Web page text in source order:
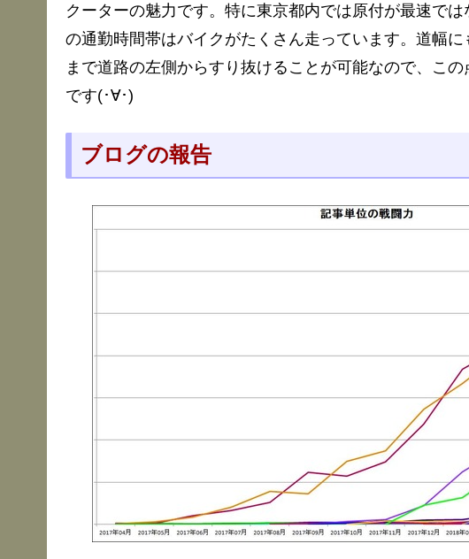
クーターの魅力です。特に東京都内では原付が最速で
の通勤時間帯はバイクがたくさん走っています。道幅
まで道路の左側からすり抜けることが可能なので、こ
です(･∀･)
ブログの報告